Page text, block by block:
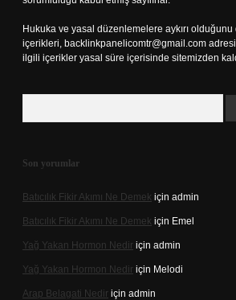
Hukuka ve yasal düzenlemelere aykırı
içerikleri, backlinkpanelicomtr@gmail.com
ilgili içerikler yasal süre içerisinde sitemizden
Son yorumlar
Batıcılık Fikir Akımı Ne Demek için admin
Batıcılık Fikir Akımı Ne Demek için Emel
Yağ Yakan Hormon Nedir için admin
Yağ Yakan Hormon Nedir için Melodi
Arap Belagati Nedir için admin